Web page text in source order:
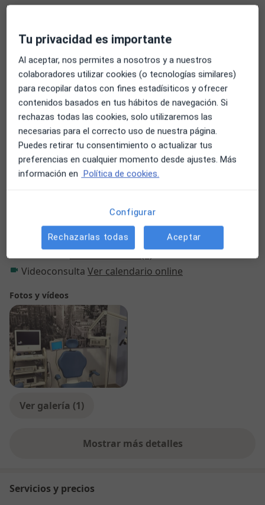
Especialista en:
Orl pediátrica
Cirugía orl
Cirugía de la nariz
Audiología
Principales enfermedades tratadas
Ronquido en los niños
Adenoides agrandadas
Amigdalitis
Pólipos nasales Faringitis +106
Pacientes que atiendo
Niños (Solo en algunas direcciones)
Tipos de consulta
Videoconsulta Ver calendario online
Fotos y vídeos
Ver galería (1)
Mostrar más detalles
sobre la experiencia
Servicios y precios
Tu privacidad es importante
Al aceptar, nos permites a nosotros y a nuestros
colaboradores utilizar cookies (o tecnologías similares)
para recopilar datos con fines estadísiticos y ofrecer
contenidos basados en tus hábitos de navegación. Si
rechazas todas las cookies, solo utilizaremos las
necesarias para el correcto uso de nuestra página.
Puedes retirar tu consentimiento o actualizar tus
preferencias en cualquier momento desde ajustes. Más
información en Política de cookies.
Configurar
Rechazarlas todas Aceptar